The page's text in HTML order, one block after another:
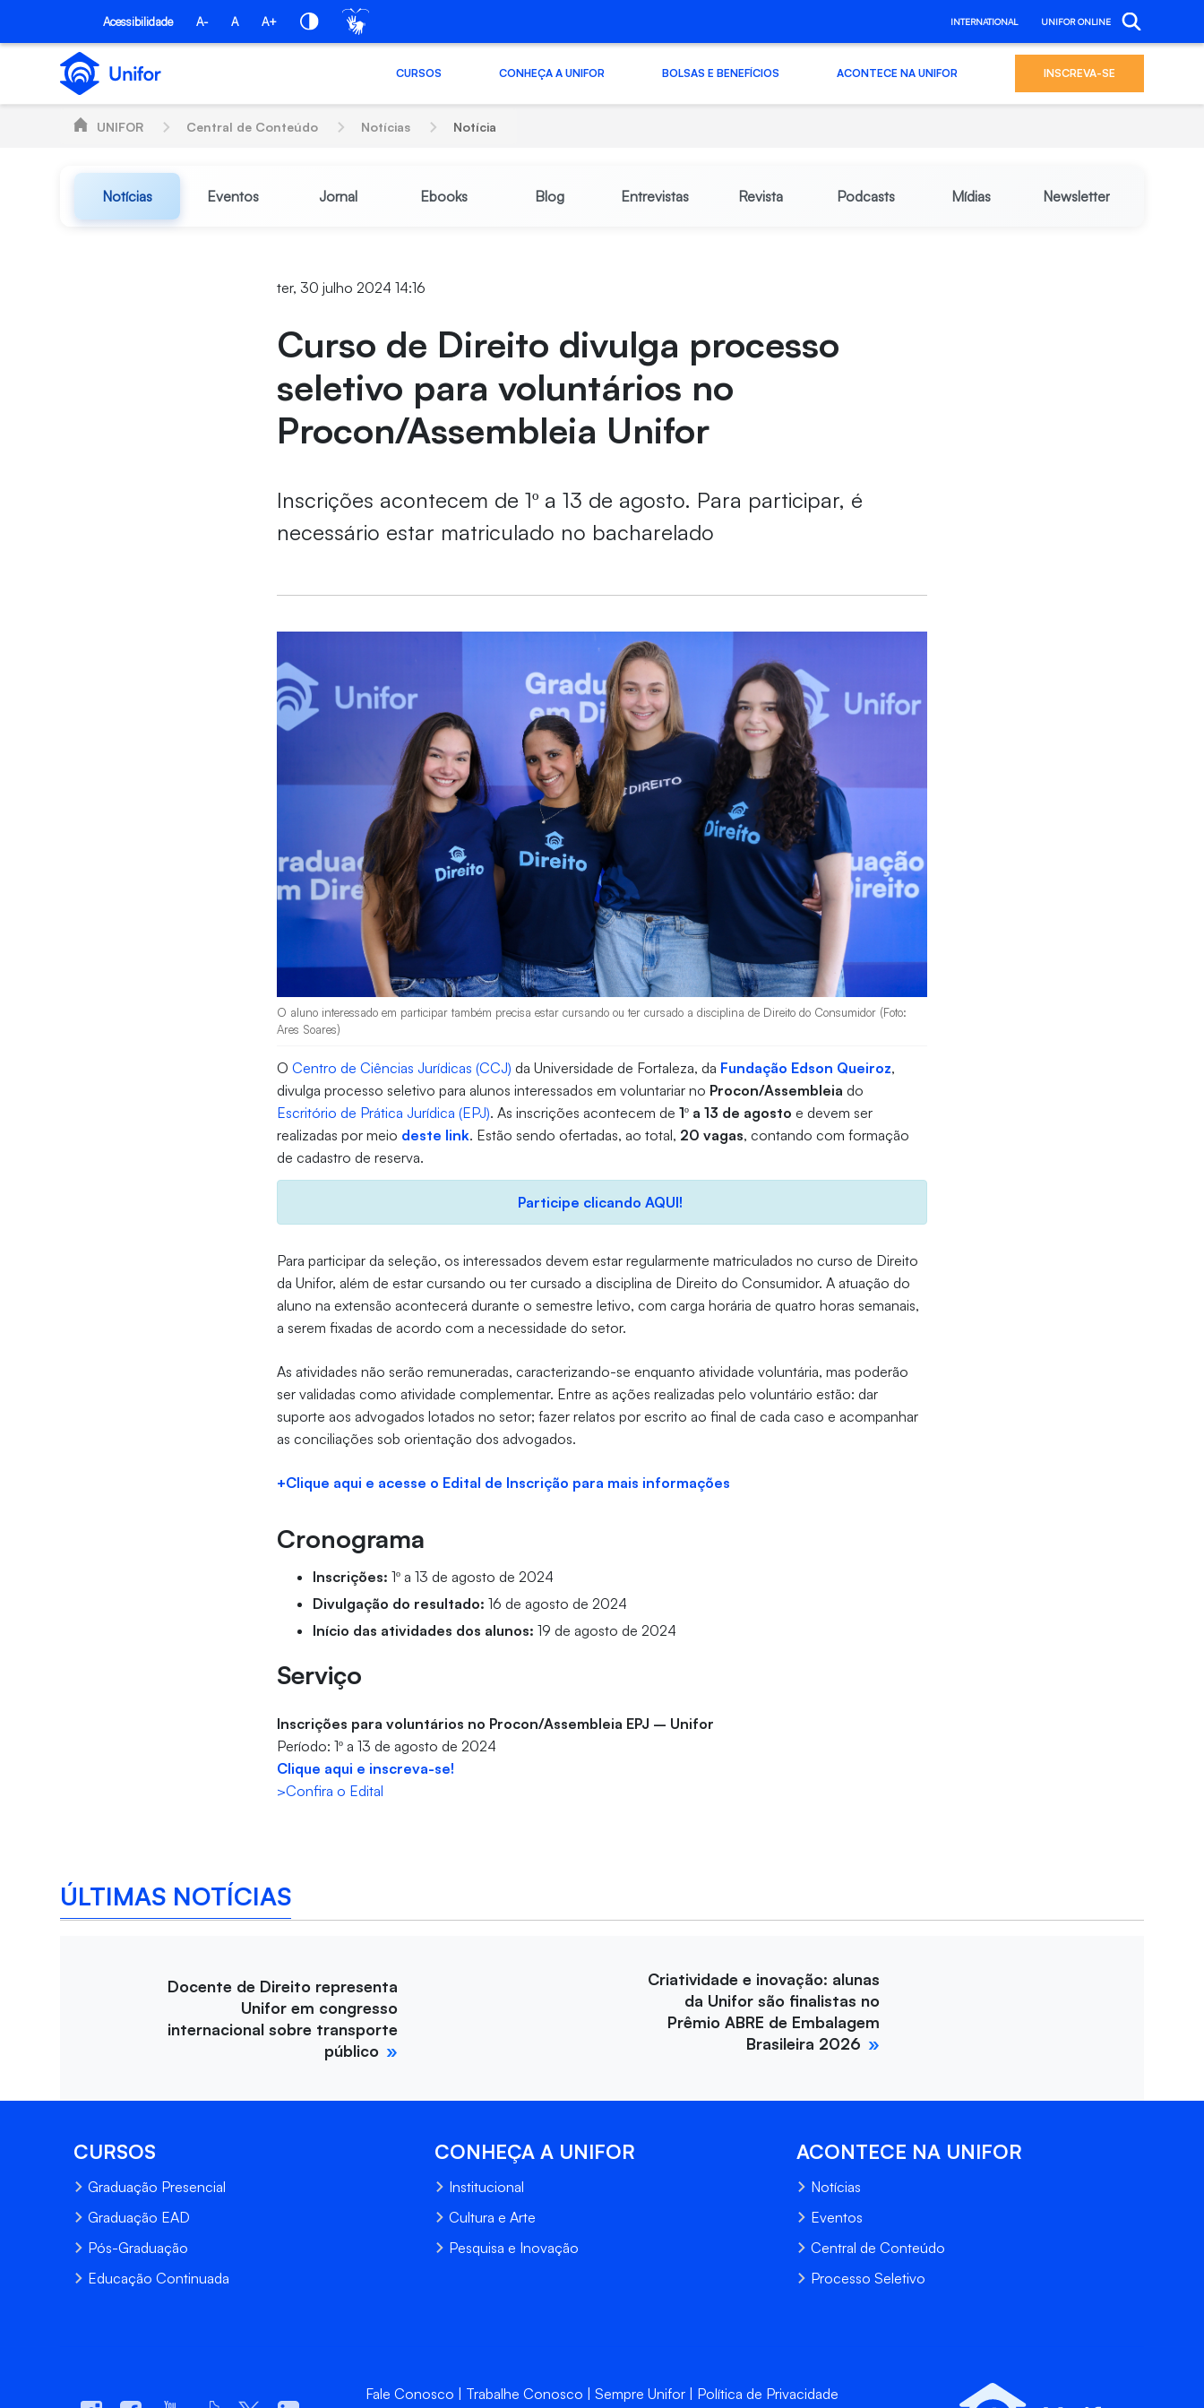
Pular para o Conteúdo principal
Acessibilidade A- A A+ INTERNATIONAL UNIFOR ONLINE
CURSOS CONHEÇA A UNIFOR BOLSAS E BENEFÍCIOS ACONTECE NA UNIFOR INSCREVA-SE
UNIFOR Central de Conteúdo Notícias Notícia
Notícias Eventos Jornal Ebooks Blog Entrevistas Revista Podcasts Mídias Newsletter
ter, 30 julho 2024 14:16
Curso de Direito divulga processo
seletivo para voluntários no
Procon/Assembleia Unifor
Inscrições acontecem de 1º a 13 de agosto. Para participar, é
necessário estar matriculado no bacharelado
O aluno interessado em participar também precisa estar cursando ou ter cursado a disciplina de Direito do Consumidor (Foto:
Ares Soares)
OCentro de Ciências Jurídicas (CCJ) da Universidade de Fortaleza, da Fundação Edson Queiroz,
divulga processo seletivo para alunos interessados em voluntariar no Procon/Assembleia do
Escritório de Prática Jurídica (EPJ). As inscrições acontecem de1º a 13 de agosto e devem ser
realizadas por meio deste link. Estão sendo ofertadas, ao total, 20 vagas, contando com formação
de cadastro de reserva.
Participe clicando AQUI!
Para participar da seleção, os interessados devem estar regularmente matriculados no curso de Direito
da Unifor, além de estar cursando ou ter cursado a disciplina de Direito do Consumidor. A atuação do
aluno na extensão acontecerá durante o semestre letivo, com carga horária de quatro horas semanais,
a serem fixadas de acordo com a necessidade do setor.
As atividades não serão remuneradas, caracterizando-se enquanto atividade voluntária, mas poderão
ser validadas como atividade complementar. Entre as ações realizadas pelo voluntário estão: dar
suporte aos advogados lotados no setor; fazer relatos por escrito ao final de cada caso e acompanhar
as conciliações sob orientação dos advogados.
+Clique aqui e acesse o Edital de Inscrição para mais informações
Cronograma
Inscrições: 1º a 13 de agosto de 2024
Divulgação do resultado: 16 de agosto de 2024
Início das atividades dos alunos: 19 de agosto de 2024
Serviço
Inscrições para voluntários no Procon/Assembleia EPJ – Unifor
Período: 1º a 13 de agosto de 2024
Clique aqui e inscreva-se!
>Confira o Edital
ÚLTIMAS NOTÍCIAS
Docente de Direito representa
Unifor em congresso
internacional sobre transporte
público
Criatividade e inovação: alunas
da Unifor são finalistas no
Prêmio ABRE de Embalagem
Brasileira 2026
CURSOS
Graduação Presencial
Graduação EAD
Pós-Graduação
Educação Continuada
CONHEÇA A UNIFOR
Institucional
Cultura e Arte
Pesquisa e Inovação
ACONTECE NA UNIFOR
Notícias
Eventos
Central de Conteúdo
Processo Seletivo
Fale Conosco Trabalhe Conosco Sempre Unifor Política de Privacidade